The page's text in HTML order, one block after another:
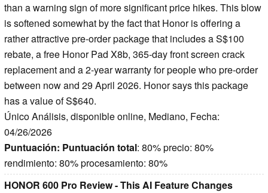
than a warning sign of more significant price hikes. This blow
is softened somewhat by the fact that Honor is offering a
rather attractive pre-order package that includes a S$100
rebate, a free Honor Pad X8b, 365-day front screen crack
replacement and a 2-year warranty for people who pre-order
between now and 29 April 2026. Honor says this package
has a value of S$640.
Único Análisis, disponible online, Mediano, Fecha:
04/26/2026
Puntuación: Puntuación total: 80% precio: 80%
rendimiento: 80% procesamiento: 80%
HONOR 600 Pro Review - This AI Feature Changes